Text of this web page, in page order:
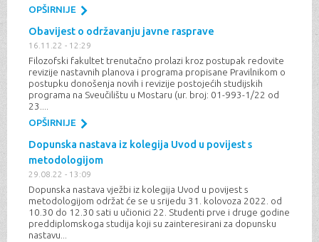
OPŠIRNIJE
Obavijest o održavanju javne rasprave
16.11.22 - 12:29
Filozofski fakultet trenutačno prolazi kroz postupak redovite
revizije nastavnih planova i programa propisane Pravilnikom o
postupku donošenja novih i revizije postojećih studijskih
programa na Sveučilištu u Mostaru (ur. broj: 01-993-1/22 od
23....
OPŠIRNIJE
Dopunska nastava iz kolegija Uvod u povijest s
metodologijom
29.08.22 - 13:09
Dopunska nastava vježbi iz kolegija Uvod u povijest s
metodologijom održat će se u srijedu 31. kolovoza 2022. od
10.30 do 12.30 sati u učionici 22. Studenti prve i druge godine
preddiplomskoga studija koji su zainteresirani za dopunsku
nastavu...